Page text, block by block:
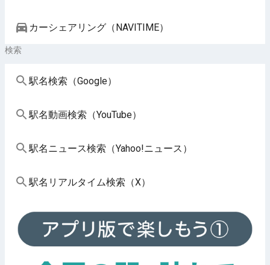
カーシェアリング（NAVITIME）
検索
駅名検索（Google）
駅名動画検索（YouTube）
駅名ニュース検索（Yahoo!ニュース）
駅名リアルタイム検索（X）